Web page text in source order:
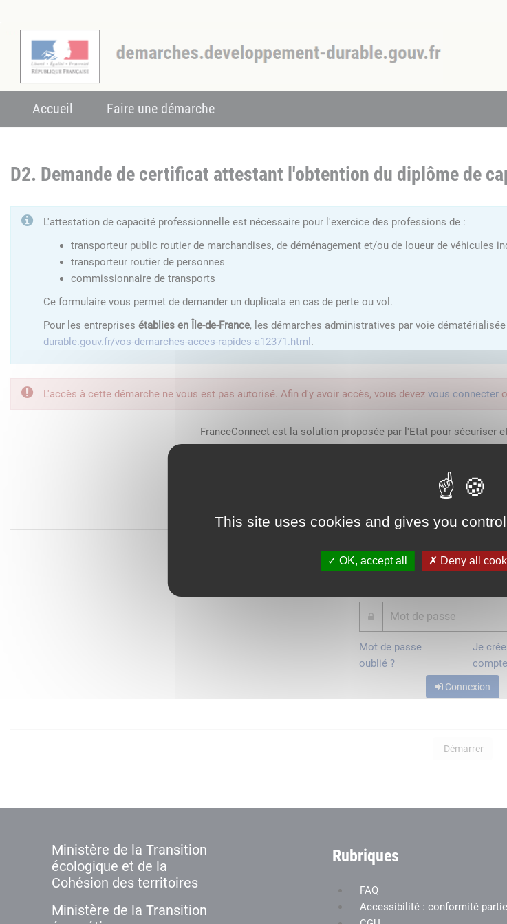
This site uses cookies and gives you
OK, accept all Deny all
Accueil Faire une démarche
D2. Demande de certificat attestant l'obtention du diplôme de
L'attestation de capacité professionnelle est nécessaire pour l'exercice des professions de :
transporteur public routier de marchandises, de déménagement et/ou de loueur de véhicules
transporteur routier de personnes
commissionnaire de transports
Ce formulaire vous permet de demander un duplicata en cas de perte ou vol.
Pour les entreprises établies en Île-de-France, les démarches administratives par voie
durable.gouv.fr/vos-demarches-acces-rapides-a12371.html .
L'accès à cette démarche ne vous est pas autorisé. Afin d'y avoir accès, vous devez vous connecter
FranceConnect est la solution proposée par l'Etat pour sécuriser
ou
Mot de passe
oublié ?
Je
compte
Connexion
Démarrer
Ministère de la Transition
écologique et de la
Cohésion des territoires
Ministère de la Transition
Rubriques
FAQ
Accessibilité : conformité